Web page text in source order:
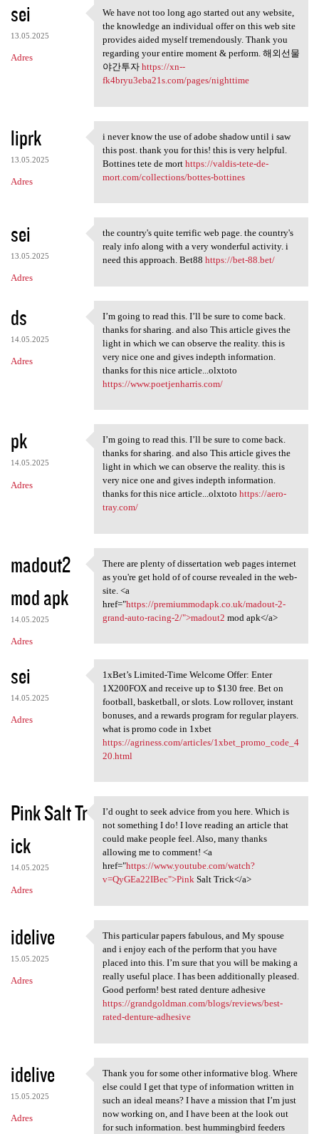
sei
13.05.2025
Adres
We have not too long ago
We have not too long ago started out any website,
the knowledge an individual offer on this web site
provides aided myself tremendously. Thank you
regarding your entire moment & perform. 해외선물
야간투자 https://xn--
fk4bryu3eba21s.com/pages/nighttime
liprk
13.05.2025
Adres
i never know the use of adobe
i never know the use of adobe shadow until i saw
this post. thank you for this! this is very helpful.
Bottines tete de mort https://valdis-tete-de-
mort.com/collections/bottes-bottines
sei
13.05.2025
Adres
the country's quite terrific
the country's quite terrific web page. the country's
realy info along with a very wonderful activity. i
need this approach. Bet88 https://bet-88.bet/
ds
14.05.2025
Adres
I’m going to read this. I’ll
I’m going to read this. I’ll be sure to come back.
thanks for sharing. and also This article gives the
light in which we can observe the reality. this is
very nice one and gives indepth information.
thanks for this nice article...olxtoto
https://www.poetjenharris.com/
pk
14.05.2025
Adres
I’m going to read this. I’ll
I’m going to read this. I’ll be sure to come back.
thanks for sharing. and also This article gives the
light in which we can observe the reality. this is
very nice one and gives indepth information.
thanks for this nice article...olxtoto https://aero-
tray.com/
madout2
mod apk
14.05.2025
Adres
There are plenty of
There are plenty of dissertation web pages internet
as you're get hold of of course revealed in the web-
site. <a
href="https://premiummodapk.co.uk/madout-2-
grand-auto-racing-2/">madout2 mod apk</a>
sei
14.05.2025
Adres
1xBet’s Limited-Time Welcome
1xBet’s Limited-Time Welcome Offer: Enter
1X200FOX and receive up to $130 free. Bet on
football, basketball, or slots. Low rollover, instant
bonuses, and a rewards program for regular players.
what is promo code in 1xbet
https://agriness.com/articles/1xbet_promo_code_4
20.html
Pink Salt Tr
ick
14.05.2025
Adres
I’d ought to seek advice from
I’d ought to seek advice from you here. Which is
not something I do! I love reading an article that
could make people feel. Also, many thanks
allowing me to comment! <a
href="https://www.youtube.com/watch?
v=QyGEa22IBec">PinkSalt Trick</a>
idelive
15.05.2025
Adres
This particular papers
This particular papers fabulous, and My spouse
and i enjoy each of the perform that you have
placed into this. I’m sure that you will be making a
really useful place. I has been additionally pleased.
Good perform! best rated denture adhesive
https://grandgoldman.com/blogs/reviews/best-
rated-denture-adhesive
idelive
15.05.2025
Adres
Thank you for some other
Thank you for some other informative blog. Where
else could I get that type of information written in
such an ideal means? I have a mission that I’m just
now working on, and I have been at the look out
for such information. best hummingbird feeders